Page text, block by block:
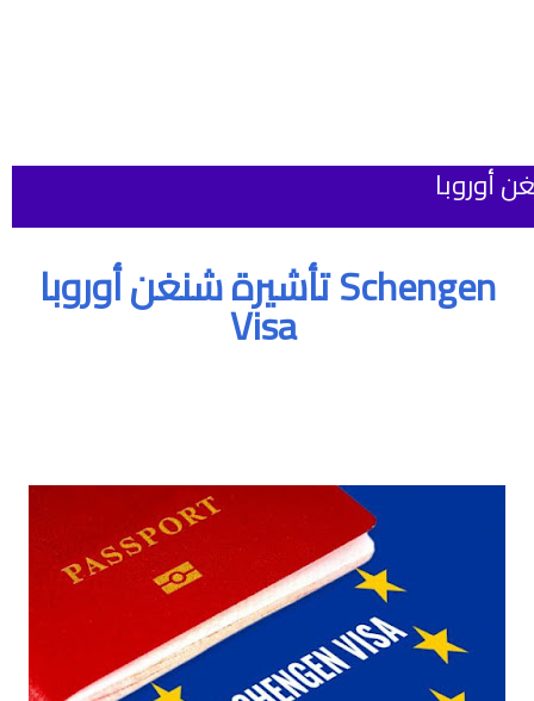
تأشيرة شنغن أوروبا Schengen
Visa